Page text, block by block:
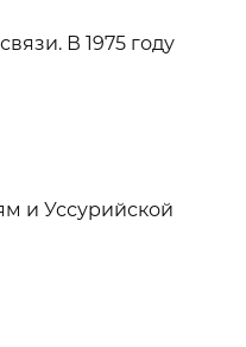
В 1975 году
и Уссурийской